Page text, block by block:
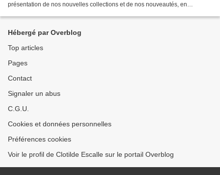
présentation de nos nouvelles collections et de nos nouveautés, en
Hébergé par Overblog
Top articles
Pages
Contact
Signaler un abus
C.G.U.
Cookies et données personnelles
Préférences cookies
Voir le profil de Clotilde Escalle sur le portail Overblog